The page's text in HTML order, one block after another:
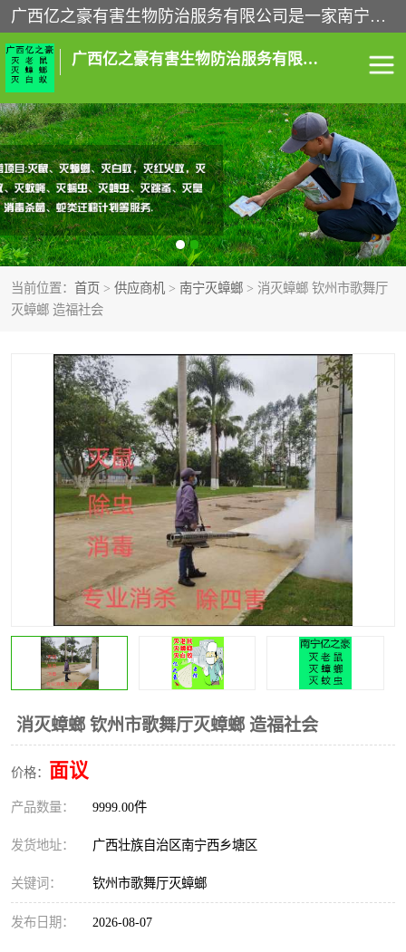
广西亿之豪有害生物防治服务有限公司是一家南宁灭鼠公司、灭蟑螂公司，南宁杀虫公司，南宁除虫公司，南宁灭跳蚤公司，南宁灭白蚁公司，南宁除四害公司,广西亿之豪有害生物防治服务有限公司专业灭蟑螂,除臭虫,其他害虫,服务上门,安全环保,售后保障,一次消杀，竭诚为您服务.
广西亿之豪有害生物防治服务有限公司
当前位置： 首页 > 供应商机 > 南宁灭蟑螂 > 消灭蟑螂 钦州市歌舞厅
灭蟑螂 造福社会
消灭蟑螂 钦州市歌舞厅灭蟑螂 造福社会
价格： 面议
产品数量： 9999.00件
发货地址： 广西壮族自治区南宁西乡塘区
关键词： 钦州市歌舞厅灭蟑螂
发布日期： 2026-08-07
南宁灭白蚁 南宁灭老鼠
南宁灭蟑螂 南宁杀虫
南宁除四害 南宁消杀
南宁除虫公司